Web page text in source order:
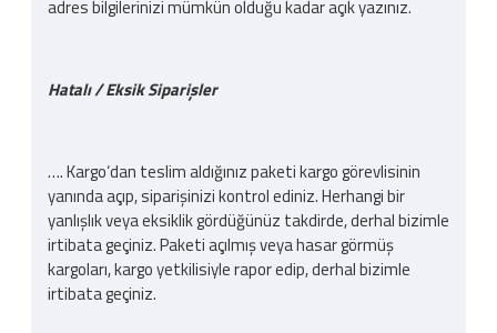
adres bilgilerinizi mümkün olduğu kadar açık yazınız.
Hatalı / Eksik Siparişler
…. Kargo‘dan teslim aldığınız paketi kargo görevlisinin
yanında açıp, siparişinizi kontrol ediniz. Herhangi bir
yanlışlık veya eksiklik gördüğünüz takdirde, derhal bizimle
irtibata geçiniz. Paketi açılmış veya hasar görmüş
kargoları, kargo yetkilisiyle rapor edip, derhal bizimle
irtibata geçiniz.